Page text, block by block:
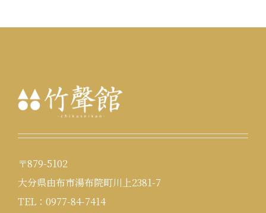
〒879-5102
大分県由布市湯布院町川上2381-7
TEL：0977-84-7414